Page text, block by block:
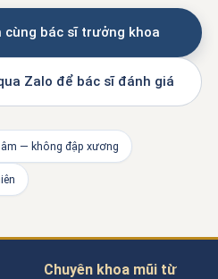
bác sĩ trưởng khoa
Zalo để bác sĩ đánh giá
— không đập xương
Chuyên khoa mũi từ